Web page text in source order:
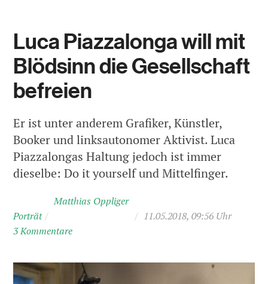
Luca Piazzalonga will mit
Blödsinn die Gesellschaft
befreien
Er ist unter anderem Grafiker, Künstler,
Booker und linksautonomer Aktivist. Luca
Piazzalongas Haltung jedoch ist immer
dieselbe: Do it yourself und Mittelfinger.
Porträt /
Matthias Oppliger
/ 11.05.2018, 09:56 Uhr
3 Kommentare